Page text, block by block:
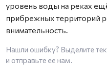
уровень воды на реках
прибрежных территорий
внимательность.
Нашли ошибку? Выделите
и отправьте ее нам.